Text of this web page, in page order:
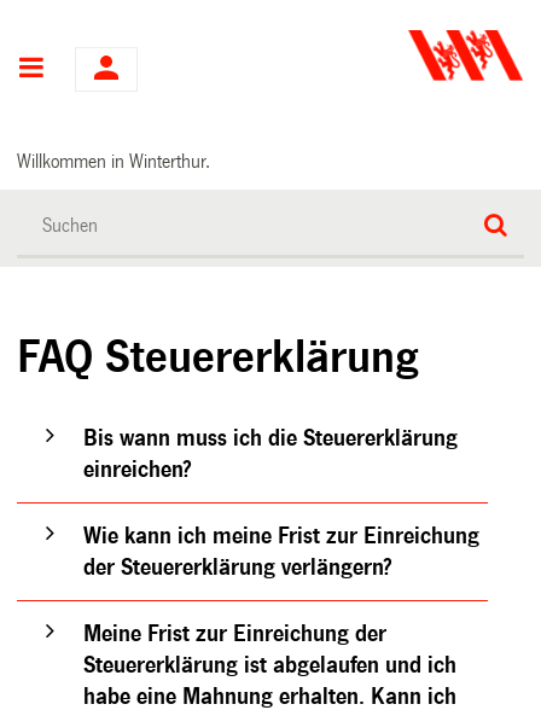
Hauptnavigation
Willkommen in Winterthur.
FAQ Steuererklärung
Bis wann muss ich die Steuererklärung
einreichen?
Wie kann ich meine Frist zur Einreichung
der Steuererklärung verlängern?
Meine Frist zur Einreichung der
Steuererklärung ist abgelaufen und ich
habe eine Mahnung erhalten. Kann ich